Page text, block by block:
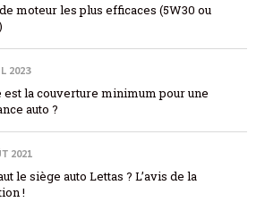
moteur les plus efficaces (5W30 ou
2023
est la couverture minimum pour une
auto ?
2021
le siège auto Lettas ? L’avis de la
!